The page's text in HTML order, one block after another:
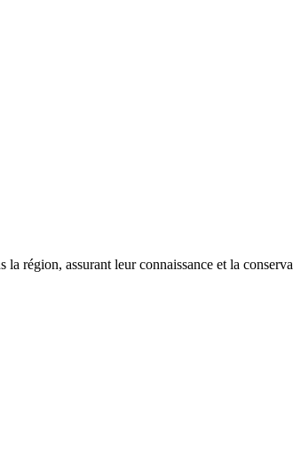
région, assurant leur connaissance et la